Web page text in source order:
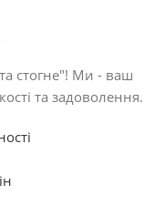
стогне"! Ми - ваш
та задоволення.